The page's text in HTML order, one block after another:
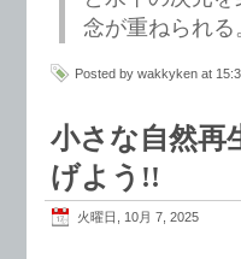
念が重ねられる
Posted by wakkyken at
小さな自然再
げよう!!
火曜日, 10月 7, 2025